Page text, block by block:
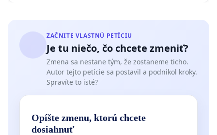
ZAČNITE VLASTNÚ PETÍCIU
Je tu niečo, čo chcete zmeniť?
Zmena sa nestane tým, že zostaneme ticho.
Autor tejto petície sa postavil a podnikol kroky.
Spravíte to isté?
Opíšte zmenu, ktorú chcete
dosiahnuť